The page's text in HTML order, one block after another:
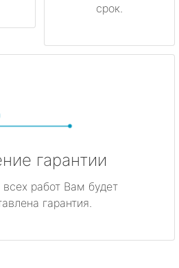
срок.
гарантии
работ Вам будет
гарантия.